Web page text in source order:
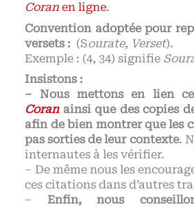
Coran en ligne.
Convention adoptée pour
versets : (Sourate, Verset).
Exemple : (4, 34) signifie
Insistons :
– Nous mettons en lien
Coranainsi que des copies
afin de bien montrer que les
pas sorties de leur contexte.
internautes à les vérifier.
– De même nous les
ces citations dans d’autres
– Enfin, nous